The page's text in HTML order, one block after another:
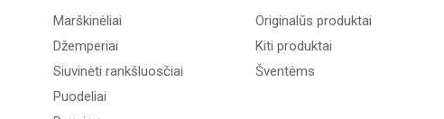
Marškinėliai
Džemperiai
Siuvinėti rankšluosčiai
Puodeliai
Originalūs produktai
Kiti produktai
Šventėms